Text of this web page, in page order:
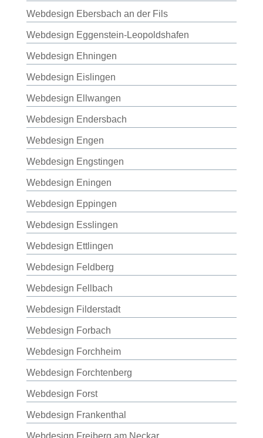
Webdesign Ebersbach an der Fils
Webdesign Eggenstein-Leopoldshafen
Webdesign Ehningen
Webdesign Eislingen
Webdesign Ellwangen
Webdesign Endersbach
Webdesign Engen
Webdesign Engstingen
Webdesign Eningen
Webdesign Eppingen
Webdesign Esslingen
Webdesign Ettlingen
Webdesign Feldberg
Webdesign Fellbach
Webdesign Filderstadt
Webdesign Forbach
Webdesign Forchheim
Webdesign Forchtenberg
Webdesign Forst
Webdesign Frankenthal
Webdesign Freiberg am Neckar